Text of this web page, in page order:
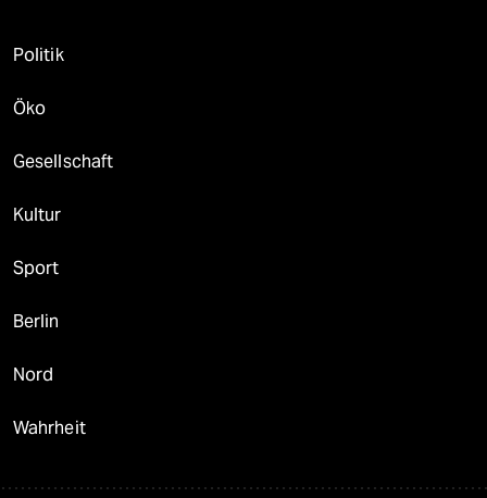
Politik
Öko
Gesellschaft
Kultur
Sport
Berlin
Nord
Wahrheit